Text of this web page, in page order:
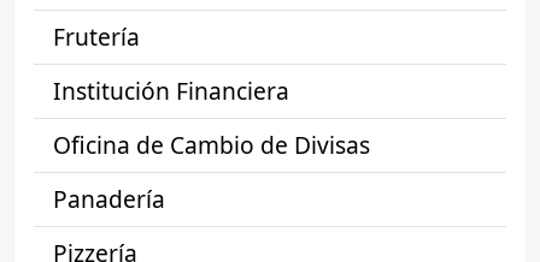
Frutería
Institución Financiera
Oficina de Cambio de Divisas
Panadería
Pizzería